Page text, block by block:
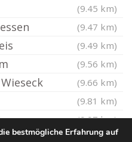
(9.45 km)
(9.47 km)
(9.49 km)
(9.56 km)
(9.66 km)
(9.81 km)
(9.97 km)
bestmögliche Erfahrung auf